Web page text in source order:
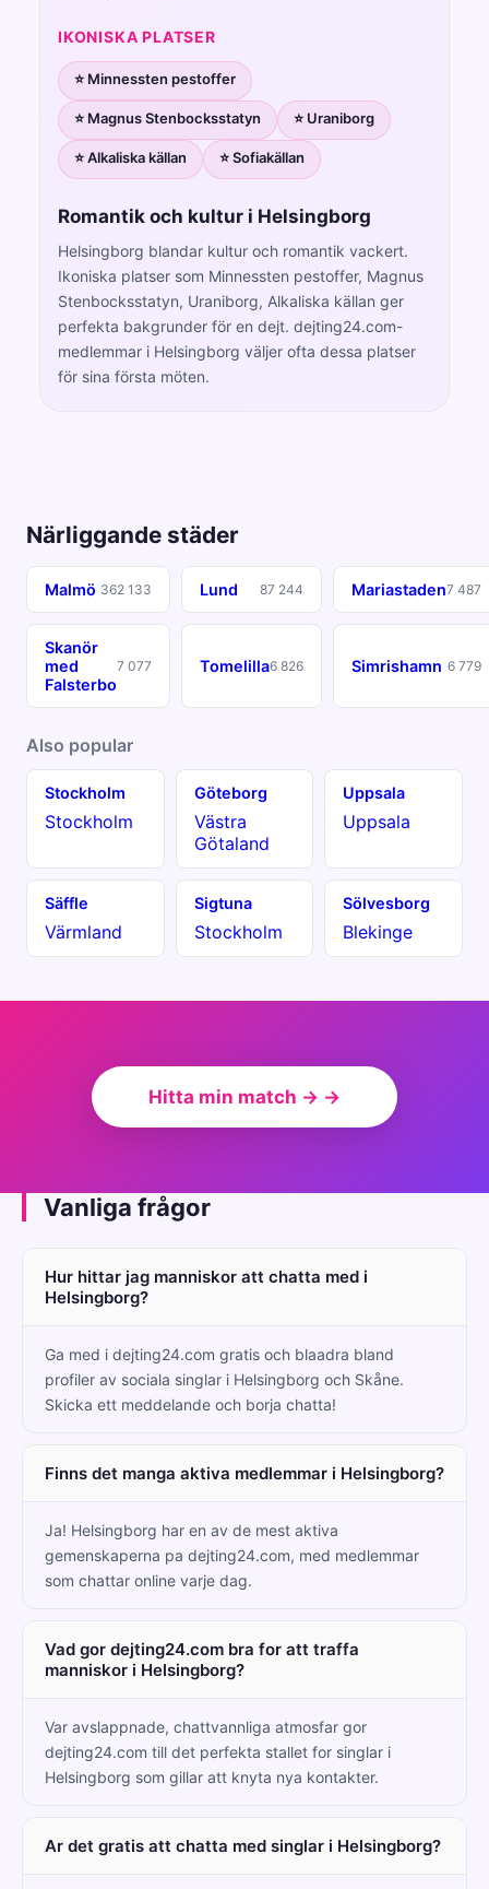
IKONISKA PLATSER
⭐ Minnessten pestoffer
⭐ Magnus Stenbocksstatyn ⭐ Uraniborg
⭐ Alkaliska källan ⭐ Sofiakällan
Romantik och kultur i Helsingborg
Helsingborg blandar kultur och romantik vackert.
Ikoniska platser som Minnessten pestoffer, Magnus
Stenbocksstatyn, Uraniborg, Alkaliska källan ger
perfekta bakgrunder för en dejt. dejting24.com-
medlemmar i Helsingborg väljer ofta dessa platser
för sina första möten.
Närliggande städer
Malmö 362 133 Lund 87 244 Mariastaden7 487
Skanör
med
Falsterbo
7 077 Tomelilla6 826 Simrishamn 6 779
Also popular
Stockholm
Stockholm
Göteborg
Västra
Götaland
Uppsala
Uppsala
Säffle
Värmland
Sigtuna
Stockholm
Sölvesborg
Blekinge
Hitta min match → →
Vanliga frågor
Hur hittar jag manniskor att chatta med i
Helsingborg?
Ga med i dejting24.com gratis och blaadra bland
profiler av sociala singlar i Helsingborg och Skåne.
Skicka ett meddelande och borja chatta!
Finns det manga aktiva medlemmar i Helsingborg?
Ja! Helsingborg har en av de mest aktiva
gemenskaperna pa dejting24.com, med medlemmar
som chattar online varje dag.
Vad gor dejting24.com bra for att traffa
manniskor i Helsingborg?
Var avslappnade, chattvannliga atmosfar gor
dejting24.com till det perfekta stallet for singlar i
Helsingborg som gillar att knyta nya kontakter.
Ar det gratis att chatta med singlar i Helsingborg?